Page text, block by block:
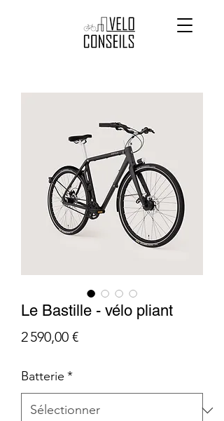
Le Bastille - vélo pliant
2 590,00 €Prix
Batterie *